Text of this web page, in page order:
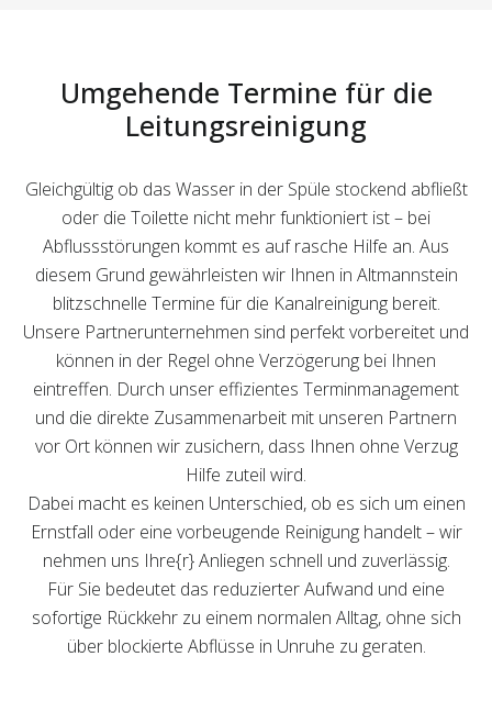
Umgehende Termine für die
Leitungsreinigung
Gleichgültig ob das Wasser in der Spüle stockend abfließt
oder die Toilette nicht mehr funktioniert ist – bei
Abflussstörungen kommt es auf rasche Hilfe an. Aus
diesem Grund gewährleisten wir Ihnen in Altmannstein
blitzschnelle Termine für die Kanalreinigung bereit.
Unsere Partnerunternehmen sind perfekt vorbereitet und
können in der Regel ohne Verzögerung bei Ihnen
eintreffen. Durch unser effizientes Terminmanagement
und die direkte Zusammenarbeit mit unseren Partnern
vor Ort können wir zusichern, dass Ihnen ohne Verzug
Hilfe zuteil wird.
Dabei macht es keinen Unterschied, ob es sich um einen
Ernstfall oder eine vorbeugende Reinigung handelt – wir
nehmen uns Ihre{r} Anliegen schnell und zuverlässig.
Für Sie bedeutet das reduzierter Aufwand und eine
sofortige Rückkehr zu einem normalen Alltag, ohne sich
über blockierte Abflüsse in Unruhe zu geraten.